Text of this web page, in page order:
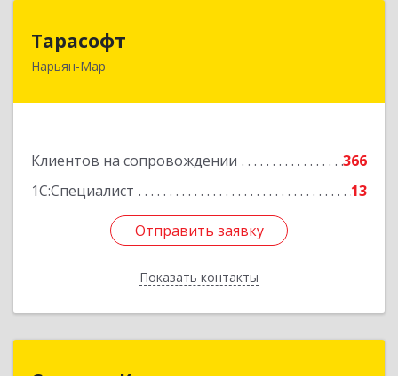
Тарасофт
Нарьян-Мар
Клиентов на сопровождении
366
1С:Специалист
13
Отправить заявку
Показать контакты
166000, Ненецкий АО, Нарьян-Мар г, им
Отправить заявку
Назад